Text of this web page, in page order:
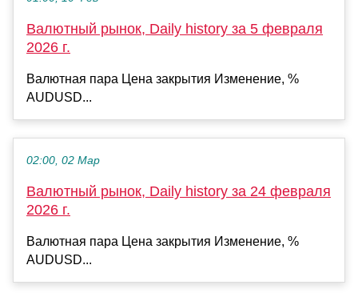
Валютный рынок, Daily history за 5 февраля
2026 г.
Валютная пара Цена закрытия Изменение, %
AUDUSD...
02:00, 02 Мар
Валютный рынок, Daily history за 24 февраля
2026 г.
Валютная пара Цена закрытия Изменение, %
AUDUSD...